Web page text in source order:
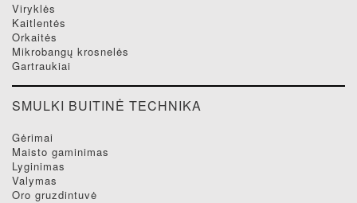
viryklės
kaitlentės
orkaitės
mikrobangų krosnelės
gartraukiai
SMULKI BUITINĖ TECHNIKA
gėrimai
maisto gaminimas
lyginimas
valymas
oro gruzdintuvė